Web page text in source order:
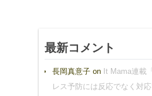
最新コメント
長岡真意子 on It Mama連載
レス予防には反応でなく対応